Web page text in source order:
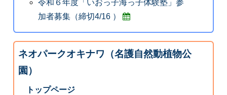
令和６年度「いおっ子海っ子体験塾」参
加者募集（締切4/16 ）
ネオパークオキナワ（名護自然動植物公
園）
トップページ